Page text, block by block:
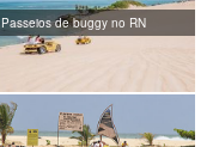
Passeios de buggy no RN